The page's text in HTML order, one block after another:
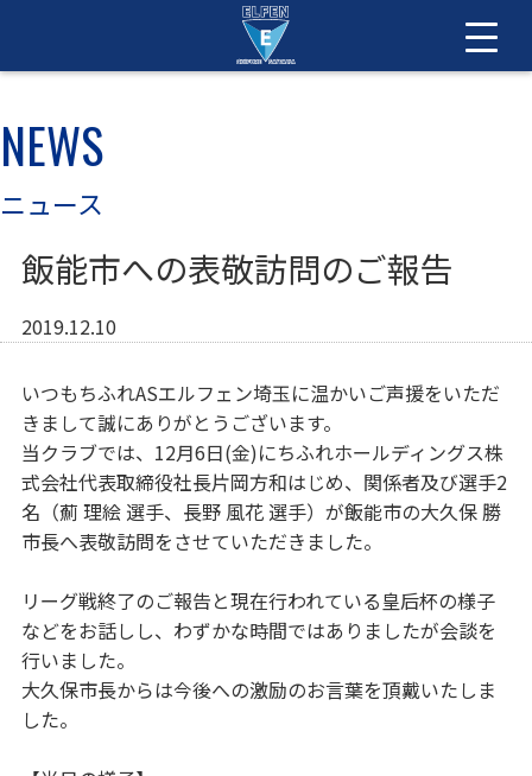
NEWS
ニュース
飯能市への表敬訪問のご報告
2019.12.10
いつもちふれASエルフェン埼玉に温かいご声援をいただ
きまして誠にありがとうございます。
当クラブでは、12月6日(金)にちふれホールディングス株
式会社代表取締役社長片岡方和はじめ、関係者及び選手2
名（薊 理絵 選手、長野 風花 選手）が飯能市の大久保 勝
市長へ表敬訪問をさせていただきました。
リーグ戦終了のご報告と現在行われている皇后杯の様子
などをお話しし、わずかな時間ではありましたが会談を
行いました。
大久保市長からは今後への激励のお言葉を頂戴いたしま
した。